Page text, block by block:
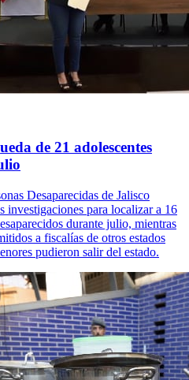
de 21 adolescentes
Desaparecidas de Jalisco
investigaciones para localizar a 16
durante julio, mientras
a fiscalías de otros estados
pudieron salir del estado.